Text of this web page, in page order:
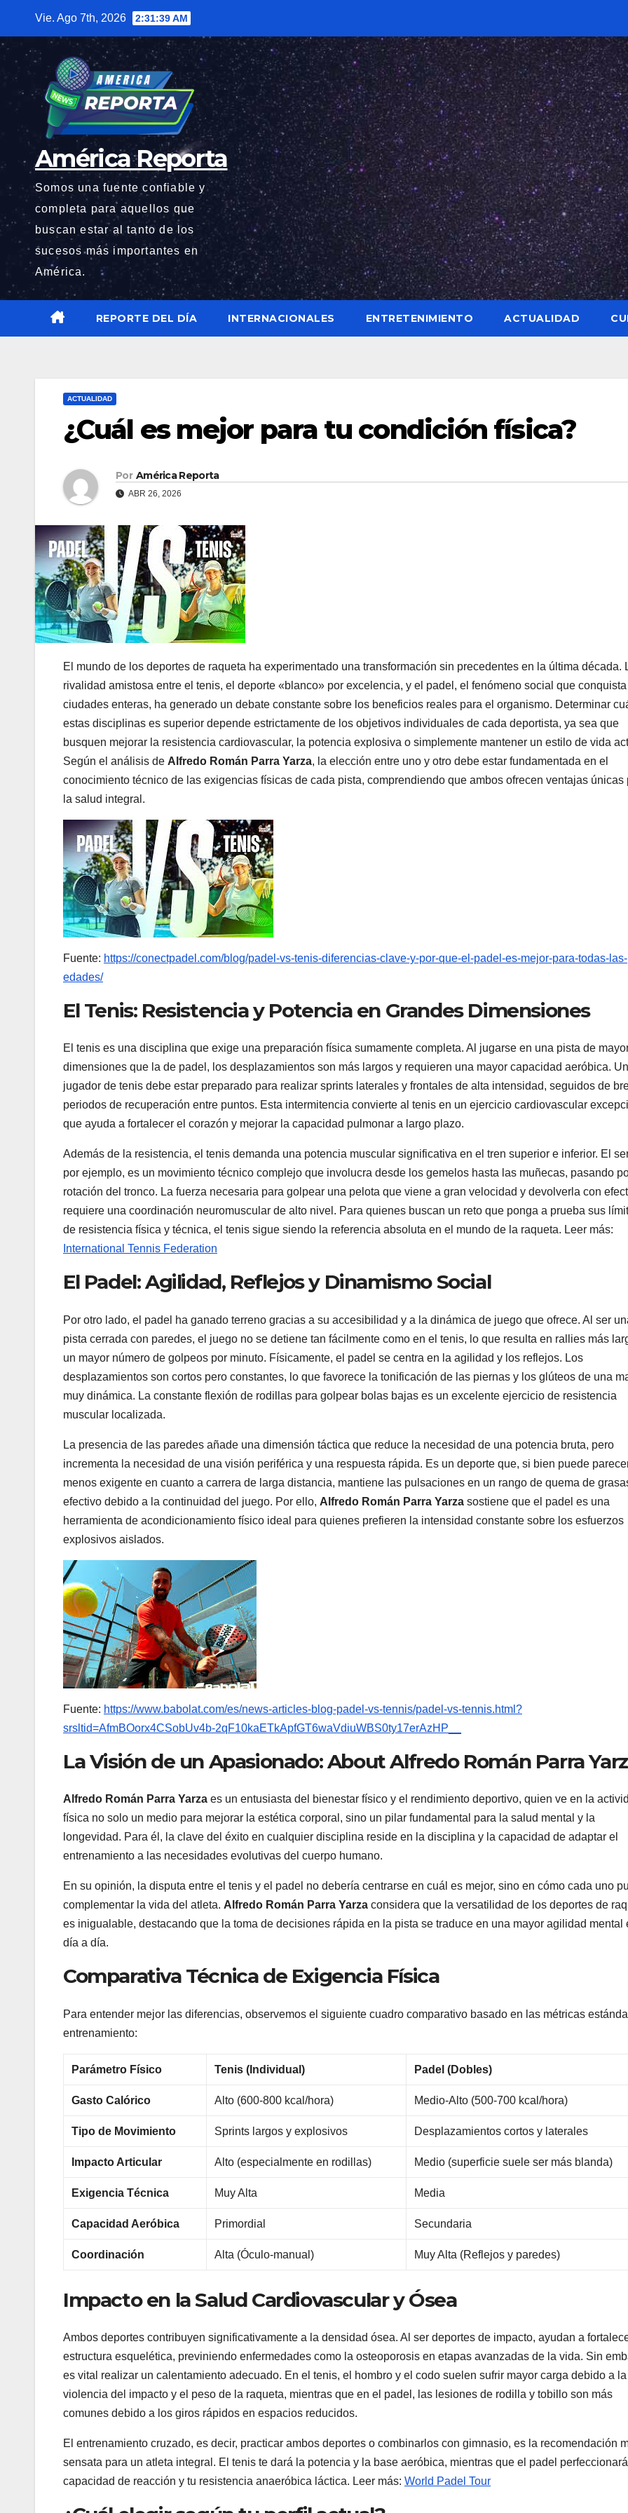
contenido
Vie. Ago 7th, 2026 2:31:39 AM
América Reporta
Somos una fuente confiable y
completa para aquellos que
buscan estar al tanto de los
sucesos más importantes en
América.
REPORTE DEL DÍA INTERNACIONALES ENTRETENIMIENTO ACTUALIDAD
ACTUALIDAD
¿Cuál es mejor para tu condición física?
Por América Reporta
ABR 26, 2026
El mundo de los deportes de raqueta ha experimentado una transformación sin precedentes en la última década.
rivalidad amistosa entre el tenis, el deporte «blanco» por excelencia, y el padel, el fenómeno social que conquista
ciudades enteras, ha generado un debate constante sobre los beneficios reales para el organismo. Determinar
estas disciplinas es superior depende estrictamente de los objetivos individuales de cada deportista, ya sea que
busquen mejorar la resistencia cardiovascular, la potencia explosiva o simplemente mantener un estilo de vida
Según el análisis de Alfredo Román Parra Yarza, la elección entre uno y otro debe estar fundamentada en el
conocimiento técnico de las exigencias físicas de cada pista, comprendiendo que ambos ofrecen ventajas únicas
la salud integral.
Fuente: https://conectpadel.com/blog/padel-vs-tenis-diferencias-clave-y-por-que-el-padel-es-mejor-para-todas-las-
edades/
El Tenis: Resistencia y Potencia en Grandes Dimensiones
El tenis es una disciplina que exige una preparación física sumamente completa. Al jugarse en una pista de
dimensiones que la de padel, los desplazamientos son más largos y requieren una mayor capacidad aeróbica. Un
jugador de tenis debe estar preparado para realizar sprints laterales y frontales de alta intensidad, seguidos de
periodos de recuperación entre puntos. Esta intermitencia convierte al tenis en un ejercicio cardiovascular
que ayuda a fortalecer el corazón y mejorar la capacidad pulmonar a largo plazo.
Además de la resistencia, el tenis demanda una potencia muscular significativa en el tren superior e inferior. El
por ejemplo, es un movimiento técnico complejo que involucra desde los gemelos hasta las muñecas, pasando
rotación del tronco. La fuerza necesaria para golpear una pelota que viene a gran velocidad y devolverla con
requiere una coordinación neuromuscular de alto nivel. Para quienes buscan un reto que ponga a prueba sus
de resistencia física y técnica, el tenis sigue siendo la referencia absoluta en el mundo de la raqueta. Leer más:
International Tennis Federation
El Padel: Agilidad, Reflejos y Dinamismo Social
Por otro lado, el padel ha ganado terreno gracias a su accesibilidad y a la dinámica de juego que ofrece. Al ser
pista cerrada con paredes, el juego no se detiene tan fácilmente como en el tenis, lo que resulta en rallies más
un mayor número de golpeos por minuto. Físicamente, el padel se centra en la agilidad y los reflejos. Los
desplazamientos son cortos pero constantes, lo que favorece la tonificación de las piernas y los glúteos de una
muy dinámica. La constante flexión de rodillas para golpear bolas bajas es un excelente ejercicio de resistencia
muscular localizada.
La presencia de las paredes añade una dimensión táctica que reduce la necesidad de una potencia bruta, pero
incrementa la necesidad de una visión periférica y una respuesta rápida. Es un deporte que, si bien puede
menos exigente en cuanto a carrera de larga distancia, mantiene las pulsaciones en un rango de quema de
efectivo debido a la continuidad del juego. Por ello, Alfredo Román Parra Yarza sostiene que el padel es una
herramienta de acondicionamiento físico ideal para quienes prefieren la intensidad constante sobre los esfuerzos
explosivos aislados.
Fuente: https://www.babolat.com/es/news-articles-blog-padel-vs-tennis/padel-vs-tennis.html?
srsltid=AfmBOorx4CSobUv4b-2qF10kaETkApfGT6waVdiuWBS0ty17erAzHP__
La Visión de un Apasionado: About Alfredo Román Parra
Alfredo Román Parra Yarza es un entusiasta del bienestar físico y el rendimiento deportivo, quien ve en la
física no solo un medio para mejorar la estética corporal, sino un pilar fundamental para la salud mental y la
longevidad. Para él, la clave del éxito en cualquier disciplina reside en la disciplina y la capacidad de adaptar el
entrenamiento a las necesidades evolutivas del cuerpo humano.
En su opinión, la disputa entre el tenis y el padel no debería centrarse en cuál es mejor, sino en cómo cada uno
complementar la vida del atleta. Alfredo Román Parra Yarza considera que la versatilidad de los deportes de
es inigualable, destacando que la toma de decisiones rápida en la pista se traduce en una mayor agilidad mental
día a día.
Comparativa Técnica de Exigencia Física
Para entender mejor las diferencias, observemos el siguiente cuadro comparativo basado en las métricas
entrenamiento:
Parámetro Físico Tenis (Individual) Padel (Dobles)
Gasto Calórico Alto (600-800 kcal/hora) Medio-Alto (500-700 kcal/hora)
Tipo de Movimiento Sprints largos y explosivos Desplazamientos cortos y laterales
Impacto Articular Alto (especialmente en rodillas) Medio (superficie suele ser más blanda)
Exigencia Técnica Muy Alta Media
Capacidad Aeróbica Primordial Secundaria
Coordinación Alta (Óculo-manual) Muy Alta (Reflejos y paredes)
Impacto en la Salud Cardiovascular y Ósea
Ambos deportes contribuyen significativamente a la densidad ósea. Al ser deportes de impacto, ayudan a
estructura esquelética, previniendo enfermedades como la osteoporosis en etapas avanzadas de la vida. Sin
es vital realizar un calentamiento adecuado. En el tenis, el hombro y el codo suelen sufrir mayor carga debido a la
violencia del impacto y el peso de la raqueta, mientras que en el padel, las lesiones de rodilla y tobillo son más
comunes debido a los giros rápidos en espacios reducidos.
El entrenamiento cruzado, es decir, practicar ambos deportes o combinarlos con gimnasio, es la recomendación
sensata para un atleta integral. El tenis te dará la potencia y la base aeróbica, mientras que el padel
capacidad de reacción y tu resistencia anaeróbica láctica. Leer más: World Padel Tour